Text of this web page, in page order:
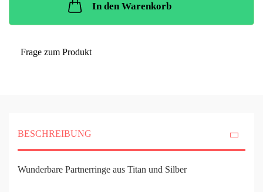
In den Warenkorb
Frage zum Produkt
BESCHREIBUNG
Wunderbare Partnerringe aus Titan und Silber